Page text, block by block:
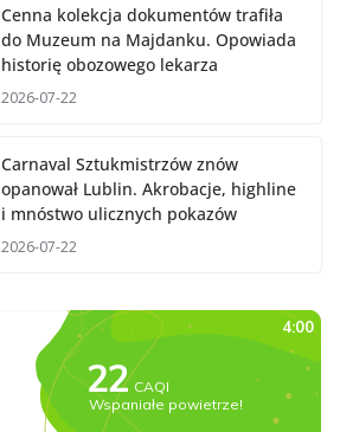
Cenna kolekcja dokumentów trafiła
do Muzeum na Majdanku. Opowiada
historię obozowego lekarza
2026-07-22
Carnaval Sztukmistrzów znów
opanował Lublin. Akrobacje, highline
i mnóstwo ulicznych pokazów
2026-07-22